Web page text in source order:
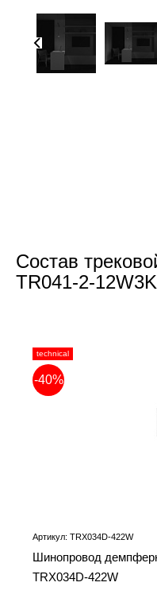
Состав
TR041-2-
technical
-40%
Артикул: TRX034D-422W
Шинопровод
TRX034D-422W